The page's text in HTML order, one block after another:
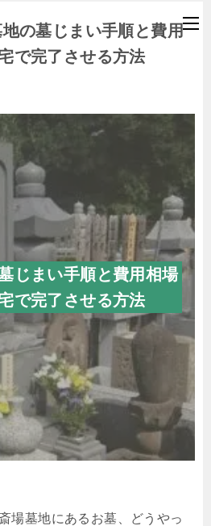
の墓じまい手順と費用
で完了させる方法
じまい手順と費用相場
で完了させる方法
場墓地にあるお墓、どうやっ